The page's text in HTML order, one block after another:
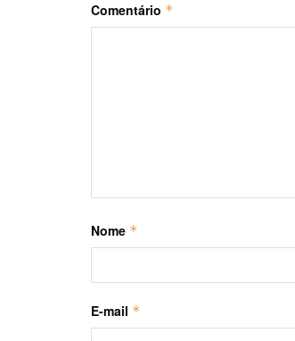
Comentário *
Nome *
E-mail *